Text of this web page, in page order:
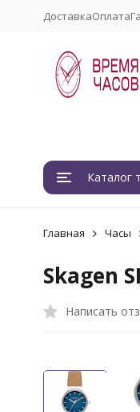
ДоставкаОплата
Каталог
Главная Часы
Skagen
Написать